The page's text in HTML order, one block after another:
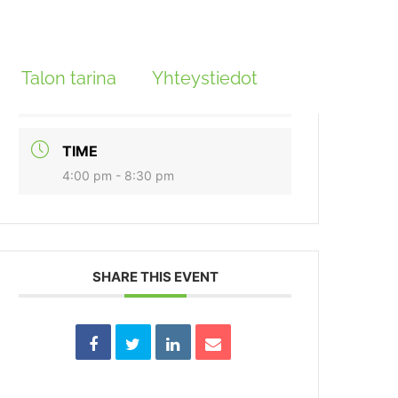
Talon tarina Yhteystiedot
marras 17 2024
TIME
4:00 pm - 8:30 pm
SHARE THIS EVENT